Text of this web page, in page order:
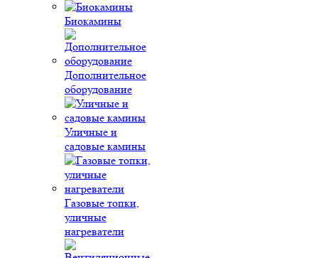
Биокамины
Дополнительное
оборудование
Уличные и
садовые камины
Газовые топки,
уличные
нагреватели